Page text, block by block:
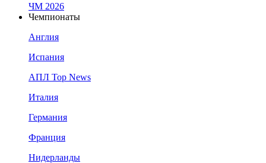
ЧМ 2026
Чемпионаты
Англия
Испания
АПЛ Top News
Италия
Германия
Франция
Нидерланды